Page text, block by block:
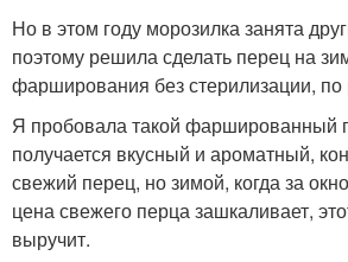
Но в этом году морозилка занята
поэтому решила сделать перец на
фарширования без стерилизации, по
Я пробовала такой фаршированный
получается вкусный и ароматный,
свежий перец, но зимой, когда за
цена свежего перца зашкаливает,
выручит.